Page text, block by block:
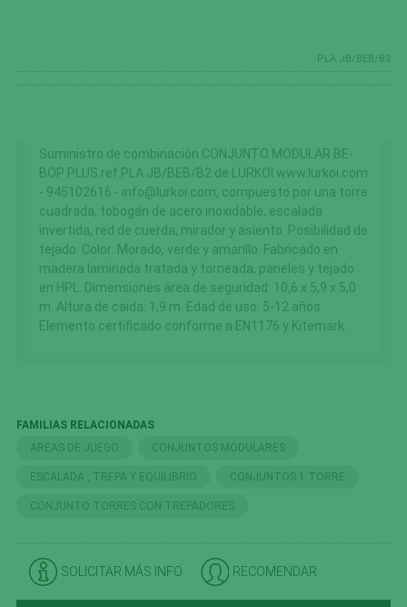
PLA.JB/BEB/B2
Suministro de combinación CONJUNTO MODULAR BE-
BOP PLUS ref PLA.JB/BEB/B2 de LURKOI www.lurkoi.com
- 945102616 - info@lurkoi.com, compuesto por una torre
cuadrada, tobogán de acero inoxidable, escalada
invertida, red de cuerda, mirador y asiento. Posibilidad de
tejado. Color: Morado, verde y amarillo. Fabricado en
madera laminada tratada y torneada, paneles y tejado
en HPL. Dimensiones área de seguridad: 10,6 x 5,9 x 5,0
m. Altura de caída: 1,9 m. Edad de uso: 5-12 años.
Elemento certificado conforme a EN1176 y Kitemark.
FAMILIAS RELACIONADAS
AREAS DE JUEGO
CONJUNTOS MODULARES
ESCALADA , TREPA Y EQUILIBRIO CONJUNTOS 1 TORRE
CONJUNTO TORRES CON TREPADORES
SOLICITAR MÁS INFO RECOMENDAR